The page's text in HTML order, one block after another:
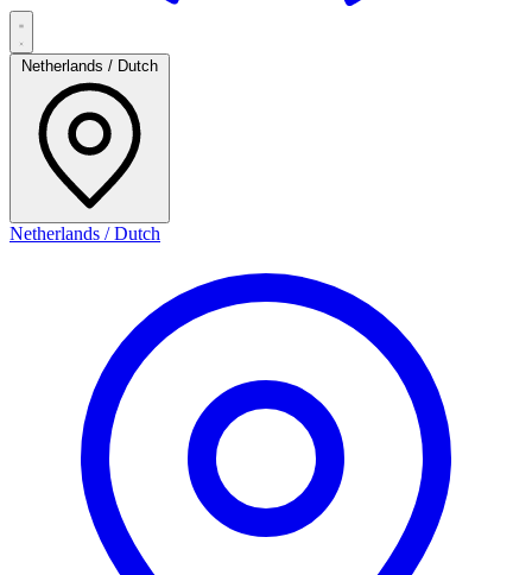
Netherlands / Dutch
Netherlands / Dutch